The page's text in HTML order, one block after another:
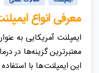
معرفی انواع
ایمپلنت‌ آمریکایی به
معتبرترین گزینه‌ها در
این ایمپلنت‌ها با